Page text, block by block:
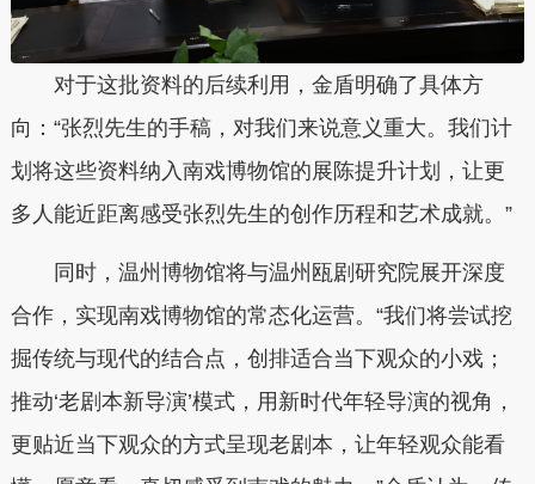
对于这批资料的后续利用，金盾明确了具体方
向：“张烈先生的手稿，对我们来说意义重大。我们计
划将这些资料纳入南戏博物馆的展陈提升计划，让更
多人能近距离感受张烈先生的创作历程和艺术成就。”
同时，温州博物馆将与温州瓯剧研究院展开深度
合作，实现南戏博物馆的常态化运营。“我们将尝试挖
掘传统与现代的结合点，创排适合当下观众的小戏；
推动‘老剧本新导演’模式，用新时代年轻导演的视角，
更贴近当下观众的方式呈现老剧本，让年轻观众能看